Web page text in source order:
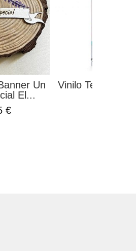
Un
El...
€
Vinilo Textil Oro